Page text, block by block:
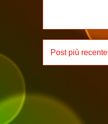
Post più recente